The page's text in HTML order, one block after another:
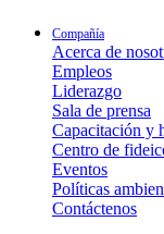
Compañía
Acerca de
Empleos
Liderazgo
Sala de prensa
Capacitación y
Centro de
Eventos
Políticas
Contáctenos